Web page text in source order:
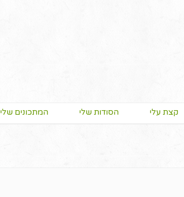
קצת עלי הסודות שלי המתכונים שלי